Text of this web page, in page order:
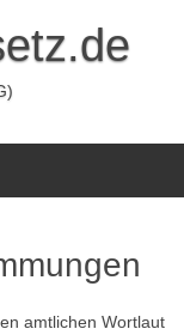
amtlichen Wortlaut